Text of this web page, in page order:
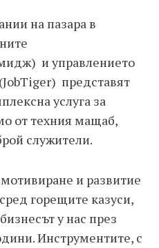
на пазара в
и управлението
представят
услуга за
от техния мащаб,
служители.
и развитие
горещите казуси,
у нас през
Инструментите, с